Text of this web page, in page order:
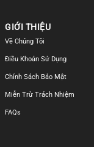
GIỚI THIỆU
Về Chúng Tôi
Điều Khoản Sử Dụng
Chính Sách Bảo Mật
Miễn Trừ Trách Nhiệm
FAQs